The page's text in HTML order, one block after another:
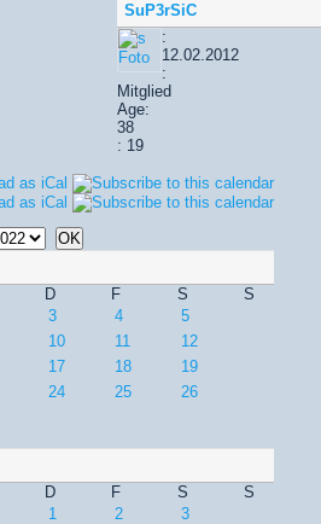
SuP3rSiC
:
12.02.2012
:
Mitglied
Age:
38
: 19
D F S
S
3 4
5
10 11
12
17 18
19
24 25
26
D F S
S
1
2 3